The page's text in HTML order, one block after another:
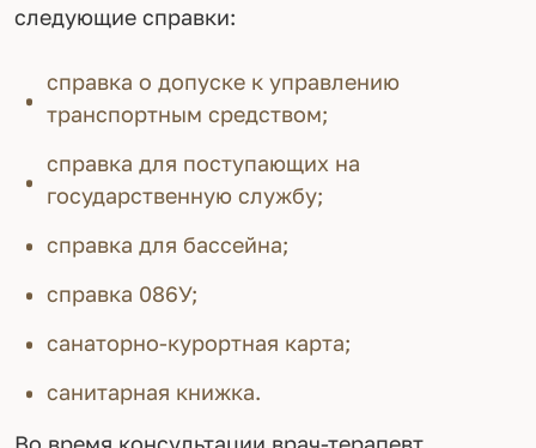
следующие справки:
справка о допуске к управлению
транспортным средством;
справка для поступающих на
государственную службу;
справка для бассейна;
справка 086У;
санаторно-курортная карта;
санитарная книжка.